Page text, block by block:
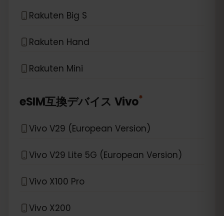
Rakuten Big S
Rakuten Hand
Rakuten Mini
eSIM互換デバイス Vivo*
Vivo V29 (European Version)
Vivo V29 Lite 5G (European Version)
Vivo X100 Pro
Vivo X200